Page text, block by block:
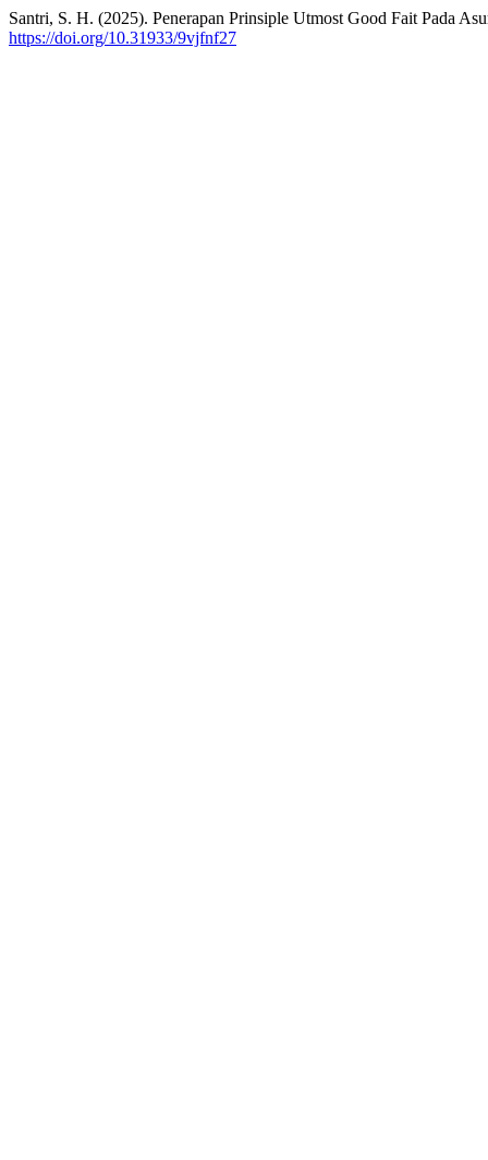
Santri, S. H. (2025). Penerapan Prinsiple Utmost Good Fait Pada
https://doi.org/10.31933/9vjfnf27